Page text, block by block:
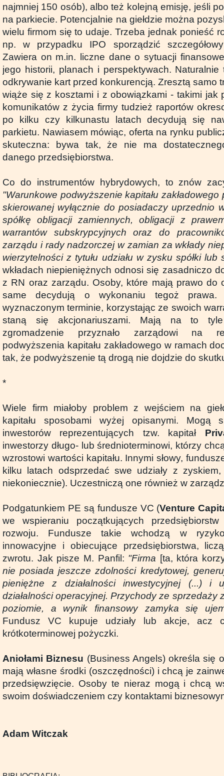
najmniej 150 osób), albo też kolejną emisję, jeśli
na parkiecie. Potencjalnie na giełdzie można
wielu firmom się to udaje. Trzeba jednak ponieść
np. w przypadku IPO sporządzić
Zawiera on m.in. liczne dane o sytuacji
jego historii, planach i perspektywach.
odkrywanie kart przed konkurencją. Zresztą samo
wiąże się z kosztami i z obowiązkami - takimi jak
komunikatów z życia firmy tudzież raportów
po kilku czy kilkunastu latach decydują się
parkietu. Nawiasem mówiąc, oferta na rynku
skuteczna: bywa tak, że nie ma
danego przedsiębiorstwa.
Co do instrumentów hybrydowych, to znów
"Warunkowe podwyższenie kapitału
skierowanej wyłącznie do posiadaczy uprzednio
spółkę obligacji zamiennych, obligacji z
warrantów subskrypcyjnych oraz do
zarządu i rady nadzorczej w zamian za wkłady
wierzytelności z tytułu udziału w zysku spółki lub
wkładach niepieniężnych odnosi się zasadniczo
z RN oraz zarządu. Osoby, które mają prawo do
same decydują o wykonaniu tegoż
wyznaczonym terminie, korzystając ze swoich
staną się akcjonariuszami. Mają na to
zgromadzenie przyznało zarządowi na
podwyższenia kapitału zakładowego w ramach
tak, że podwyższenie tą drogą nie dojdzie do
*
Wiele firm miałoby problem z wejściem na
kapitału sposobami wyżej opisanymi.
inwestorów reprezentujących tzw. kapitał
inwestorzy długo- lub średnioterminowi, którzy
wzrostowi wartości kapitału. Innymi słowy,
kilku latach odsprzedać swe udziały z
niekoniecznie). Uczestniczą one również w
Podgatunkiem PE są fundusze VC (Venture
we wspieraniu początkujących
rozwoju. Fundusze takie wchodzą w
innowacyjne i obiecujące przedsiębiorstwa,
zwrotu. Jak pisze M. Panfil: "Firma [ta, która
nie posiada jeszcze zdolności kredytowej,
pieniężne z działalności inwestycyjnej (...) i
działalności operacyjnej. Przychody ze sprzedaży
poziomie, a wynik finansowy zamyka się
Fundusz VC kupuje udziały lub akcje, acz
krótkoterminowej pożyczki.
Aniołami Biznesu (Business Angels) określa się
mają własne środki (oszczędności) i chcą je
przedsięwzięcie. Osoby te nieraz mogą i chcą
swoim doświadczeniem czy kontaktami
Adam Witczak